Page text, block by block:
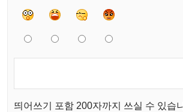
띄어쓰기 포함 200자까지 쓰실 수 있습